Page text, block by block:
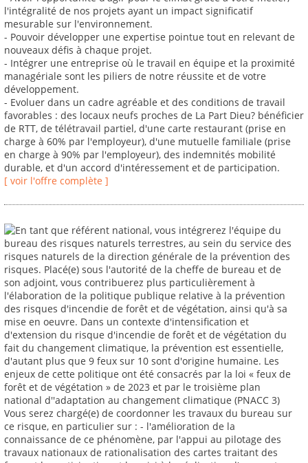
l'intégralité de nos projets ayant un impact significatif
mesurable sur l'environnement.
- Pouvoir développer une expertise pointue tout en relevant de
nouveaux défis à chaque projet.
- Intégrer une entreprise où le travail en équipe et la proximité
managériale sont les piliers de notre réussite et de votre
développement.
- Evoluer dans un cadre agréable et des conditions de travail
favorables : des locaux neufs proches de La Part Dieu? bénéficier
de RTT, de télétravail partiel, d'une carte restaurant (prise en
charge à 60% par l'employeur), d'une mutuelle familiale (prise
en charge à 90% par l'employeur), des indemnités mobilité
durable, et d'un accord d'intéressement et de participation.
[ voir l'offre complète ]